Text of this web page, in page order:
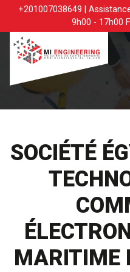
+201007038649 |
9h00 - 17h00
SOCIÉTÉ
MARITIME